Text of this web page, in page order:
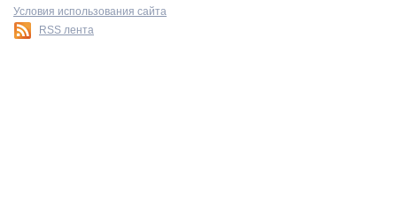
Условия использования сайта
RSS лента